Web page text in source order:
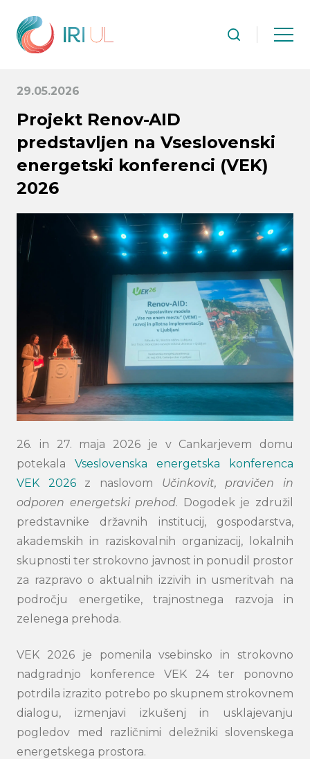
29.05.2026
Projekt Renov-AID
predstavljen na Vseslovenski
energetski konferenci (VEK)
2026
26. in 27. maja 2026 je v Cankarjevem domu
potekala Vseslovenska energetska konferenca
VEK 2026z naslovom Učinkovit, pravičen in
odporen energetski prehod. Dogodek je združil
predstavnike državnih institucij, gospodarstva,
akademskih in raziskovalnih organizacij, lokalnih
skupnosti ter strokovno javnost in ponudil prostor
za razpravo o aktualnih izzivih in usmeritvah na
področju energetike, trajnostnega razvoja in
zelenega prehoda.
VEK 2026 je pomenila vsebinsko in strokovno
nadgradnjo konference VEK 24 ter ponovno
potrdila izrazito potrebo po skupnem strokovnem
dialogu, izmenjavi izkušenj in usklajevanju
pogledov med različnimi deležniki slovenskega
energetskega prostora.